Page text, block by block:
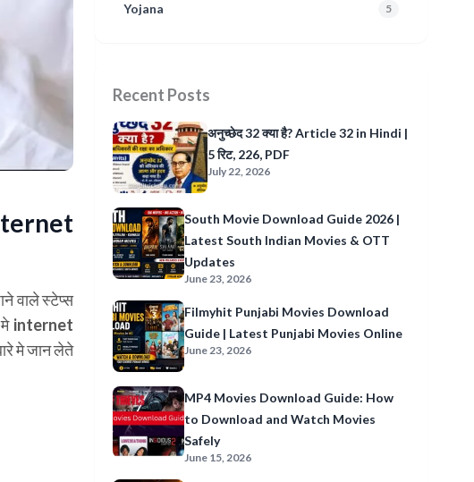
वाले स्टेप्स
मे internet
मे जान लेते
Yojana 5
Recent Posts
अनुच्छेद 32 क्या है? Article 32 in Hindi |
5 रिट, 226, PDF
July 22, 2026
South Movie Download Guide 2026 |
Latest South Indian Movies & OTT
Updates
June 23, 2026
Filmyhit Punjabi Movies Download
Guide | Latest Punjabi Movies Online
June 23, 2026
MP4 Movies Download Guide: How
to Download and Watch Movies
Safely
June 15, 2026